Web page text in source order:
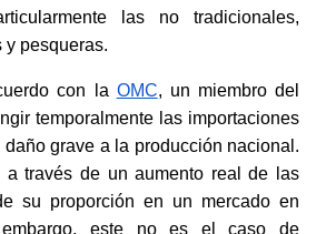
las no tradicionales,
y pesqueras.
con la OMC, un miembro del
temporalmente las importaciones
grave a la producción nacional.
a través de un aumento real de las
su proporción en un mercado en
embargo, este no es el caso de